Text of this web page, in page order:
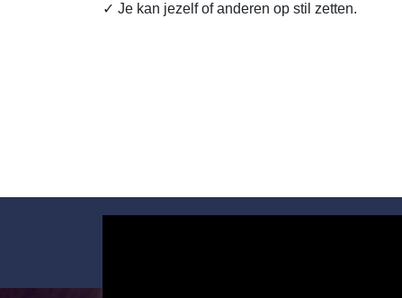
✓ Je kan jezelf of anderen op stil zetten.